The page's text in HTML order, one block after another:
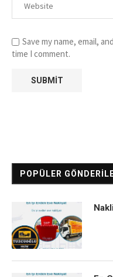
Save my name, email,
time I comment.
POPÜLER